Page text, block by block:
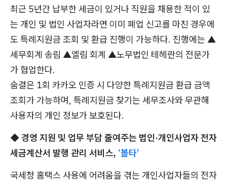
최근 5년간 납부한 세금이 있거나 직원을 채용한 적이 있
는 개인 및 법인 사업자라면 이미 폐업 신고를 마친 경우에
도 특례지원금 조회 및 환급 진행이 가능하다. 진행에는 ▲
세무회계 송림 ▲엘림 회계 ▲노무법인 테헤란의 전문가
가 협업한다.
숨결은 1회 카카오 인증 시 다양한 특례지원금 환급 금액
조회가 가능하며, 특례지원금 찾기는 세무조사와 무관해
사용자의 개인 정보가 보호된다.
◆ 경영 지원 및 업무 부담 줄여주는 법인·개인사업자 전자
세금계산서 발행 관리 서비스, ‘볼타’
국세청 홈택스 사용에 어려움을 겪는 개인사업자들의 전자